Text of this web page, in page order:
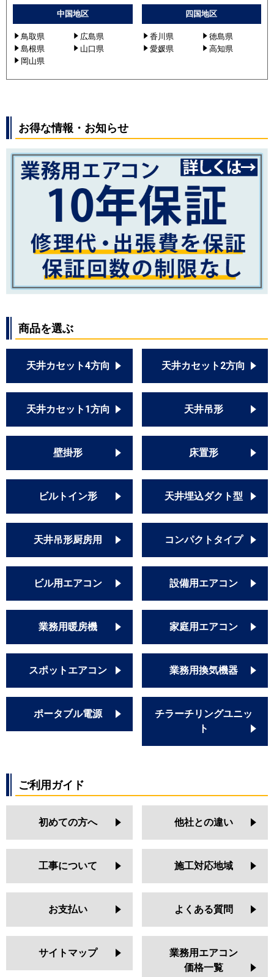
RUXA06333MUB
GUXA06313JPXU
GUXA06313PXU
GUXA06313JPMUB
PLZ-ZRMP63EFV
PLZ-ZRMP63SEFR
PLZ-ZRMP63EFR
PLZ-ZRMP63SHLF2
PLZ-ZRMP63HLF2
PLZ-ZRMP63SHF2
PLZ-ZRMP63HF2
PLZ-ZRMP63SELFY
PLZ-ZRMP63ELFY
PLZ-ZRMP63SEFY
PLZ-ZRMP63EFY
PLZ-ZRMP63SELFZ
PLZ-ZRMP63ELFGV
PLZ-ZRMP63EFGV
PLZ-ZRMP63SEFZ
PLZ-ZRMP63SHLF3
PLZ-ZRMP63HLF3
PLZ-ZRMP63HLF4
PLZ-ZRMP63SHF3
PLZ-ZRMP63SHF4
PLZ-ZRMP63HF4
PLZ-ZRMP63ELFR
PLZ-ZRMP63ELFGR
PLZ-ZRMP63SEFGR
PLZ-ZRMP63SHFG2
PLZ-ZRMP63HFG2
PLZ-ZRMP63ELFGY
PLZ-ZRMP63SHBF4
PLZ-ZRMP63SHFG3
PLZ-ZRMP63SHLF5
PLZ-ZRMP63HLF5
PLZ-ZRMP63HFG4
PLZ-ZRMP63SHF5
PLZ-ZRMP63SHBF5
PLZ-ZRMP63HBF5
PLZ-ZRMP63HFG5
中国地区
鳥取県
広島県
島根県
山口県
岡山県
四国地区
香川県
徳島県
愛媛県
高知県
お得な情報・お知らせ
商品を選ぶ
天井カセット4方向 天井カセット2方向
天井カセット1方向 天井吊形
壁掛形 床置形
ビルトイン形 天井埋込ダクト型
天井吊形厨房用 コンパクトタイプ
ビル用エアコン 設備用エアコン
業務用暖房機 家庭用エアコン
スポットエアコン 業務用換気機器
ポータブル電源
チラーチリングユニッ
ト
ご利用ガイド
初めての方へ 他社との違い
工事について 施工対応地域
お支払い よくある質問
サイトマップ
業務用エアコン
価格一覧